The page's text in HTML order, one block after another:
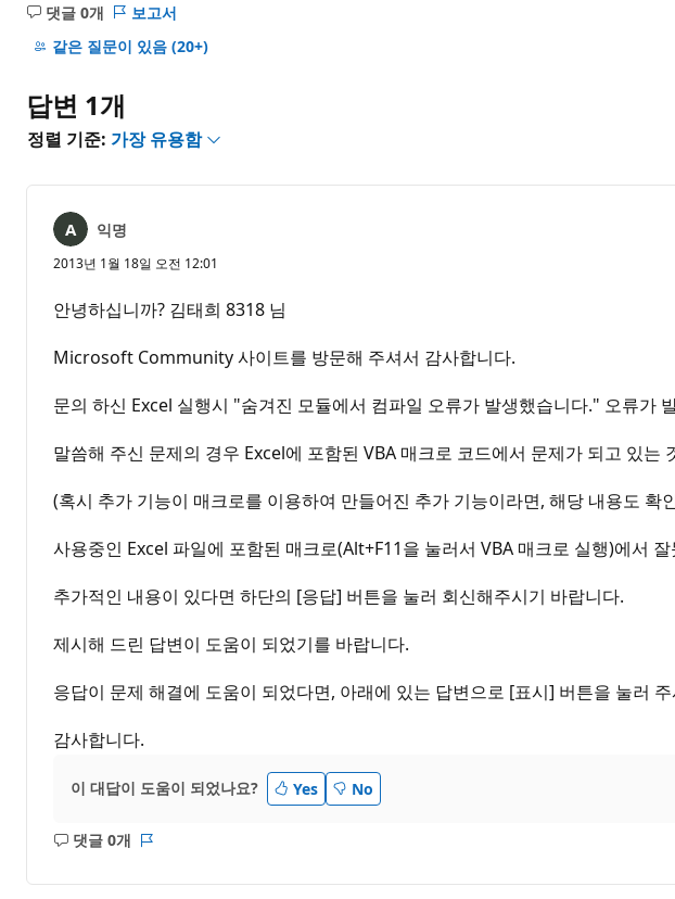
댓글 0개
설
명
음
보고서
같은 질문이 있음 (20+)
답변 1개
정렬 기준: 가장 유용함
익명
2013년 1월 18일 오전 12:01
안녕하십니까? 김태희 8318 님
Microsoft Community 사이트를 방문해 주셔서 감사합니다.
문의 하신 Excel 실행시 "숨겨진 모듈에서 컴파일 오류가 발생했습니다." 오류가
말씀해 주신 문제의 경우 Excel에 포함된 VBA 매크로 코드에서 문제가 되고 있는
(혹시 추가 기능이 매크로를 이용하여 만들어진 추가 기능이라면, 해당 내용도 확
사용중인 Excel 파일에 포함된 매크로(Alt+F11을 눌러서 VBA 매크로 실행)에서
추가적인 내용이 있다면 하단의 [응답] 버튼을 눌러 회신해주시기 바랍니다.
제시해 드린 답변이 도움이 되었기를 바랍니다.
응답이 문제 해결에 도움이 되었다면, 아래에 있는 답변으로 [표시] 버튼을 눌러
감사합니다.
이 대답이 도움이 되었나요? Yes No
댓글 0개
설